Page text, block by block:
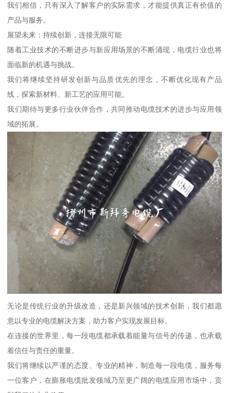
我们相信，只有深入了解客户的实际需求，才能提供真正有价值的
产品与服务。
展望未来：持续创新，连接无限可能
随着工业技术的不断进步与新应用场景的不断涌现，电缆行业也将
面临新的机遇与挑战。
我们将继续坚持研发创新与品质优先的理念，不断优化现有产品
线，探索新材料、新工艺的应用可能。
我们期待与更多行业伙伴合作，共同推动电缆技术的进步与应用领
域的拓展。
无论是传统行业的升级改造，还是新兴领域的技术创新，我们都愿
意以专业的电缆解决方案，助力客户实现发展目标。
在连接的世界里，每一段电缆都承载着能量与信号的传递，也承载
着信任与责任的重量。
我们将继续以严谨的态度、专业的精神，制造每一段电缆，服务每
一位客户，在膨胀电缆批发领域乃至更广阔的电缆应用市场中，贡